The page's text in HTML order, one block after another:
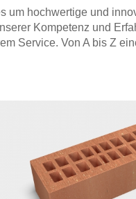
um hochwertige und
Kompetenz und
Service. Von A bis Z